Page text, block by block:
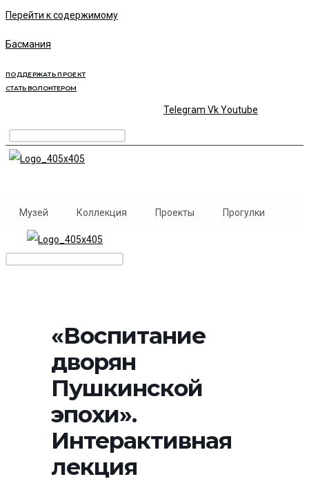
Перейти к содержимому
Басмания
ПОДДЕРЖАТЬ ПРОЕКТ
СТАТЬ ВОЛОНТЕРОМ
Telegram VkYoutube
Музей Коллекция Проекты Прогулки
«Воспитание
дворян
Пушкинской
эпохи».
Интерактивная
лекция